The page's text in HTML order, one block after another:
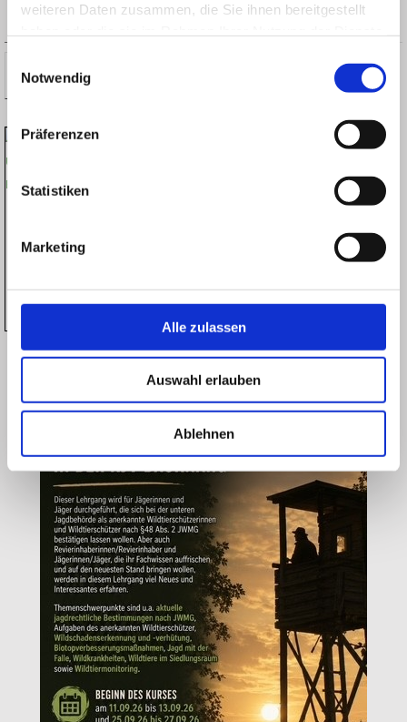
weiteren Daten zusammen, die Sie ihnen bereitgestellt
Notwendig
Präferenzen
Statistiken
Marketing
Alle zulassen
Auswahl erlauben
Ablehnen
Suchbegriff eingeben: